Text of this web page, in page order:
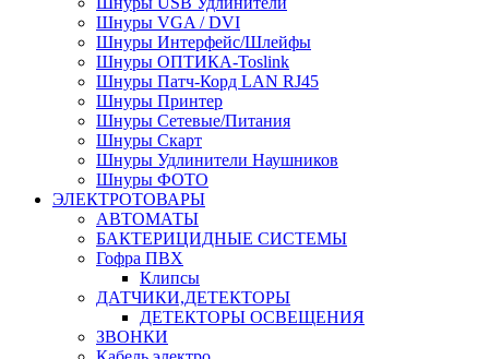
Шнуры VGA / DVI
Шнуры Интерфейс/Шлейфы
Шнуры ОПТИКА-Toslink
Шнуры Патч-Корд LAN RJ45
Шнуры Принтер
Шнуры Сетевые/Питания
Шнуры Скарт
Шнуры Удлинители Наушников
Шнуры ФОТО
ЭЛЕКТРОТОВАРЫ
АВТОМАТЫ
БАКТЕРИЦИДНЫЕ СИСТЕМЫ
Гофра ПВХ
Клипсы
ДАТЧИКИ,ДЕТЕКТОРЫ
ДЕТЕКТОРЫ ОСВЕЩЕНИЯ
ЗВОНКИ